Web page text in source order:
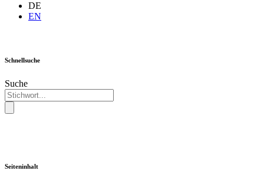
DE
EN
Schnellsuche
Suche
Seiteninhalt